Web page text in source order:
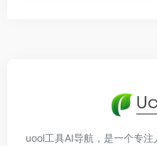
uool工具AI导航，是一个专